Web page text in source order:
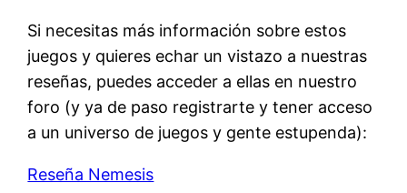
Si necesitas más información sobre estos
juegos y quieres echar un vistazo a nuestras
reseñas, puedes acceder a ellas en nuestro
foro (y ya de paso registrarte y tener acceso
a un universo de juegos y gente estupenda):
Reseña Nemesis